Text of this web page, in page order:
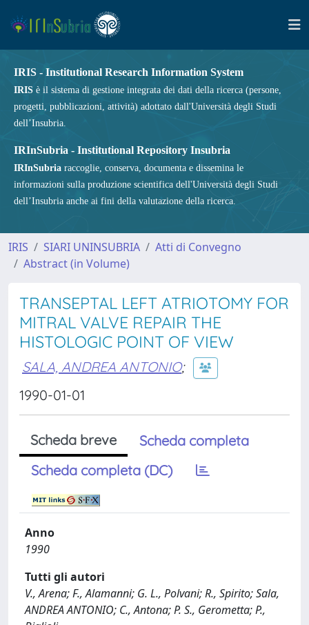
IRIS - Institutional Research Information System
IRIS è il sistema di gestione integrata dei dati della ricerca (persone,
progetti, pubblicazioni, attività) adottato dall'Università degli Studi
dell’Insubria.
IRInSubria - Institutional Repository Insubria
IRInSubria raccoglie, conserva, documenta e dissemina le
informazioni sulla produzione scientifica dell'Università degli Studi
dell’Insubria anche ai fini della valutazione della ricerca.
IRIS SIARI UNINSUBRIA
Atti di Convegno
Abstract (in Volume)
TRANSEPTAL LEFT ATRIOTOMY FOR
MITRAL VALVE REPAIR THE
HISTOLOGIC POINT OF VIEW
SALA, ANDREA ANTONIO;
1990-01-01
Scheda breve
Scheda completa
Scheda completa (DC)
Anno
1990
Tutti gli autori
V., Arena; F., Alamanni; G. L., Polvani; R., Spirito; Sala,
ANDREA ANTONIO; C., Antona; P. S., Gerometta; P.,